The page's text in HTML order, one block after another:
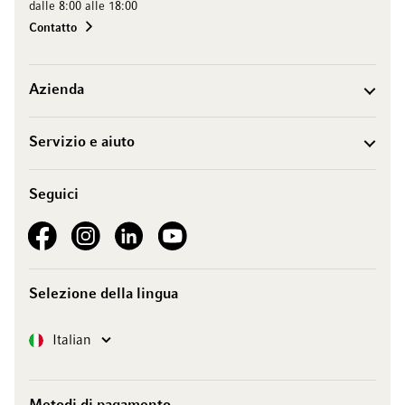
dalle 8:00 alle 18:00
Contatto
Azienda
Servizio e aiuto
Seguici
See our FacebookSee our Instagram account
See our LinkedInSee our YouTube channel
Selezione della lingua
Lingua Italian